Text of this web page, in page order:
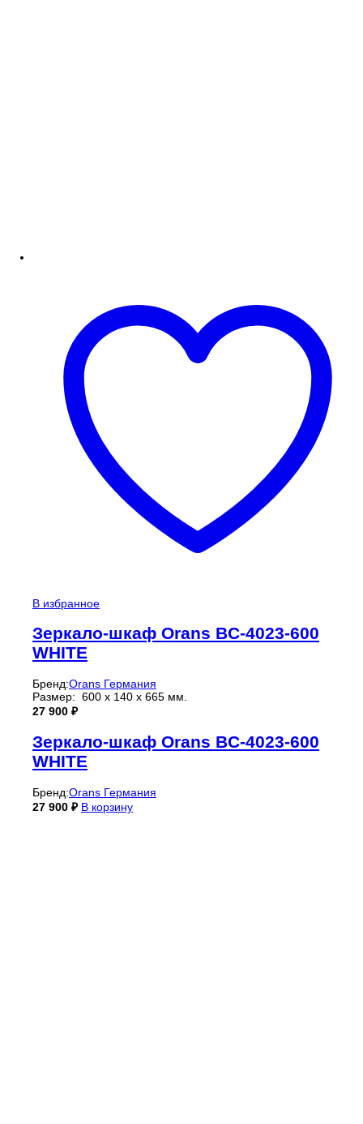
В избранное
Зеркало-шкаф Orans BC-4023-600
WHITE
Бренд:Orans Германия
Размер: 600 x 140 x 665 мм.
27 900 ₽
Зеркало-шкаф Orans BC-4023-600
WHITE
Бренд:Orans Германия
27 900 ₽ В корзину